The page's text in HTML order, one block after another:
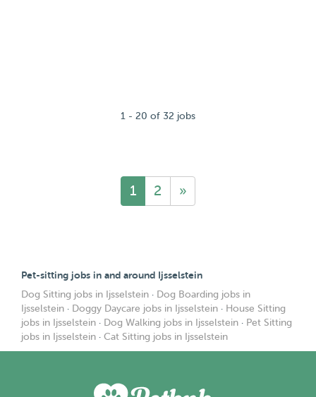
1 - 20 of 32 jobs
1 2 »
Pet-sitting jobs in and around Ijsselstein
Dog Sitting jobs in Ijsselstein · Dog Boarding jobs in
Ijsselstein · Doggy Daycare jobs in Ijsselstein · House Sitting
jobs in Ijsselstein · Dog Walking jobs in Ijsselstein · Pet Sitting
jobs in Ijsselstein · Cat Sitting jobs in Ijsselstein